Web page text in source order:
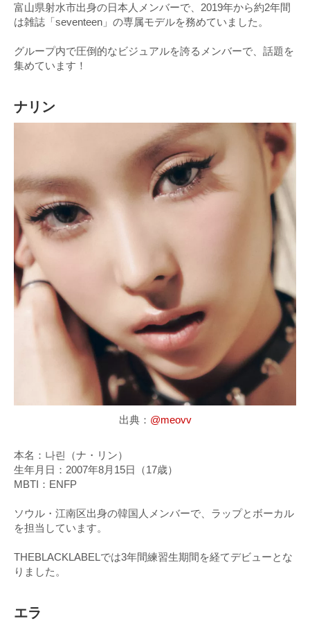
富山県射水市出身の日本人メンバーで、2019年から約2年間
は雑誌「seventeen」の専属モデルを務めていました。
グループ内で圧倒的なビジュアルを誇るメンバーで、話題を
集めています！
ナリン
出典： @meovv
本名：나린（ナ・リン）
生年月日：2007年8月15日（17歳）
MBTI：ENFP
ソウル・江南区出身の韓国人メンバーで、ラップとボーカル
を担当しています。
THEBLACKLABELでは3年間練習生期間を経てデビューとな
りました。
エラ